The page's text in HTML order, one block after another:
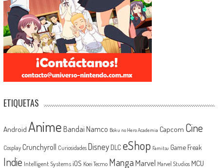
ETIQUETAS
Android Anime Bandai Namco Boku no Hero Academia Capcom Cine
Cosplay Crunchyroll Curiosidades Disney DLC eShop Famitsu Game Freak
Indie Intelligent Systems iOS Koei Tecmo MangaMarvel Marvel Studios MCU